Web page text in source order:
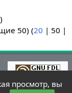
)
50) (20 | 50 |
просмотр, вы